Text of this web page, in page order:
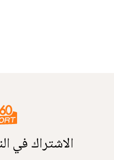
الاشتراك في